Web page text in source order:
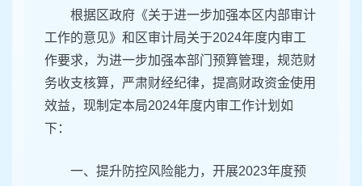
根据区政府《关于进一步加强本区内部审计
工作的意见》和区审计局关于2024年度内审工
作要求，为进一步加强本部门预算管理，规范财
务收支核算，严肃财经纪律，提高财政资金使用
效益，现制定本局2024年度内审工作计划如
下：
一、提升防控风险能力，开展2023年度预